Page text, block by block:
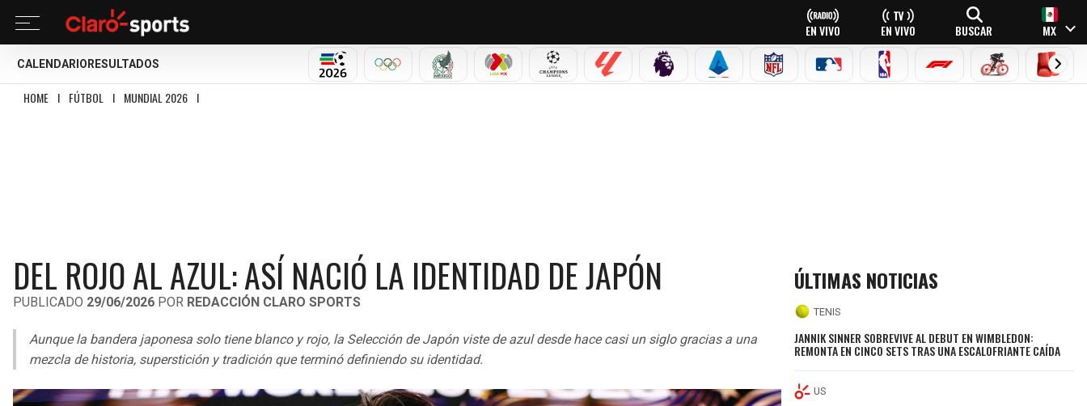
EN VIVO EN VIVO BUSCAR MX
CALENDARIO RESULTADOS
MUNDIAL 2026OLÍMPICOSSELECCIÓN MEXICANA
LIGA MX CHAMPIONS LEAGUE
LALIGA PREMIER LEAGUE
SERIE A NFL MLB NBA FÓRMULA 1CICLISMOBOXEO
HOME I FÚTBOL I MUNDIAL 2026 I
DEL ROJO AL AZUL: ASÍ NACIÓ LA IDENTIDAD DE JAPÓN
PUBLICADO 29/06/2026 POR REDACCIÓN CLARO SPORTS
Aunque la bandera japonesa solo tiene blanco y rojo, la Selección de Japón viste de azul desde hace casi un siglo gracias a una
mezcla de historia, superstición y tradición que terminó definiendo su identidad.
ÚLTIMAS NOTICIAS
TENIS
JANNIK SINNER SOBREVIVE AL DEBUT EN WIMBLEDON:
REMONTA EN CINCO SETS TRAS UNA ESCALOFRIANTE CAÍDA
US